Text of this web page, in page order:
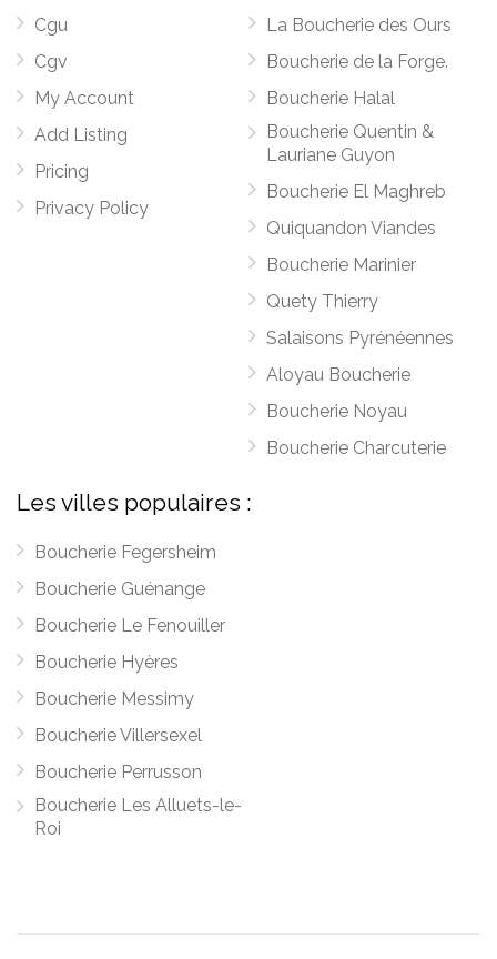
Cgu
Cgv
My Account
Add Listing
Pricing
Privacy Policy
La Boucherie des Ours
Boucherie de la Forge.
Boucherie Halal
Boucherie Quentin &
Lauriane Guyon
Boucherie El Maghreb
Quiquandon Viandes
Boucherie Marinier
Quety Thierry
Salaisons Pyrénéennes
Aloyau Boucherie
Boucherie Noyau
Boucherie Charcuterie
Les villes populaires :
Boucherie Fegersheim
Boucherie Guénange
Boucherie Le Fenouiller
Boucherie Hyères
Boucherie Messimy
Boucherie Villersexel
Boucherie Perrusson
Boucherie Les Alluets-le-
Roi